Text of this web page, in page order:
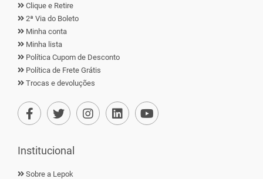
Clique e Retire
2ª Via do Boleto
Minha conta
Minha lista
Política Cupom de Desconto
Política de Frete Grátis
Trocas e devoluções
Institucional
Sobre a Lepok